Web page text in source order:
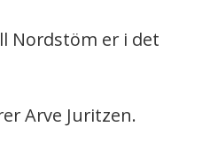
Nordstöm er i det
Arve Juritzen.